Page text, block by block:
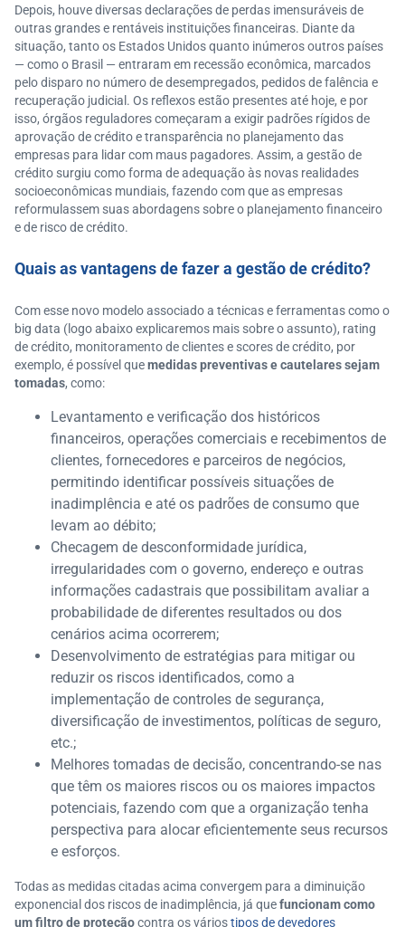
Depois, houve diversas declarações de perdas imensuráveis de
outras grandes e rentáveis instituições financeiras. Diante da
situação, tanto os Estados Unidos quanto inúmeros outros países
— como o Brasil — entraram em recessão econômica, marcados
pelo disparo no número de desempregados, pedidos de falência e
recuperação judicial. Os reflexos estão presentes até hoje, e por
isso, órgãos reguladores começaram a exigir padrões rígidos de
aprovação de crédito e transparência no planejamento das
empresas para lidar com maus pagadores. Assim, a gestão de
crédito surgiu como forma de adequação às novas realidades
socioeconômicas mundiais, fazendo com que as empresas
reformulassem suas abordagens sobre o planejamento financeiro
e de risco de crédito.
Quais as vantagens de fazer a gestão de crédito?
Com esse novo modelo associado a técnicas e ferramentas como o
big data (logo abaixo explicaremos mais sobre o assunto), rating
de crédito, monitoramento de clientes e scores de crédito, por
exemplo, é possível quemedidas preventivas e cautelares sejam
tomadas, como:
Levantamento e verificação dos históricos
financeiros, operações comerciais e recebimentos de
clientes, fornecedores e parceiros de negócios,
permitindo identificar possíveis situações de
inadimplência e até os padrões de consumo que
levam ao débito;
Checagem de desconformidade jurídica,
irregularidades com o governo, endereço e outras
informações cadastrais que possibilitam avaliar a
probabilidade de diferentes resultados ou dos
cenários acima ocorrerem;
Desenvolvimento de estratégias para mitigar ou
reduzir os riscos identificados, como a
implementação de controles de segurança,
diversificação de investimentos, políticas de seguro,
etc.;
Melhores tomadas de decisão, concentrando-se nas
que têm os maiores riscos ou os maiores impactos
potenciais, fazendo com que a organização tenha
perspectiva para alocar eficientemente seus recursos
e esforços.
Todas as medidas citadas acima convergem para a diminuição
exponencial dos riscos de inadimplência, já quefuncionam como
um filtro de proteçãocontra os váriostipos de devedores